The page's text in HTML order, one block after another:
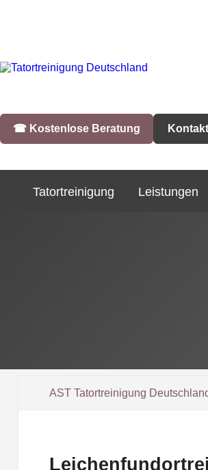
☎︎ Kostenlose Beratung
Tatortreinigung Leistungen
AST Tatortreinigung